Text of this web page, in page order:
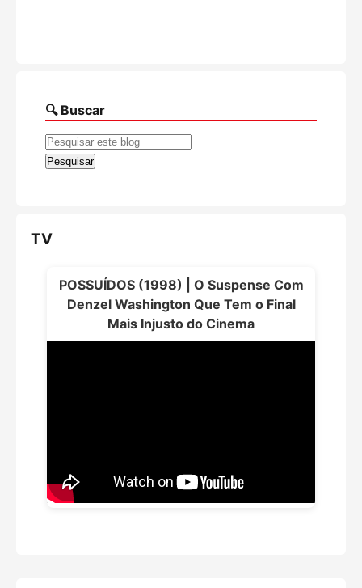
🔍 Buscar
TV
POSSUÍDOS (1998) | O Suspense Com
Denzel Washington Que Tem o Final
Mais Injusto do Cinema